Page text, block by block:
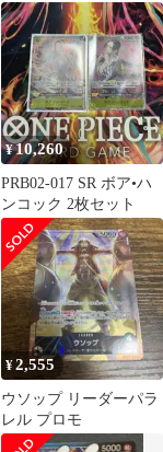
¥10,260
PRB02-017 SR ボア•ハ
ンコック 2枚セット
¥2,555
ウソップ リーダーパラ
レル プロモ